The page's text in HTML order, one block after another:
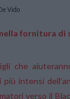
Vido
fornitura di
che
intensi
verso il